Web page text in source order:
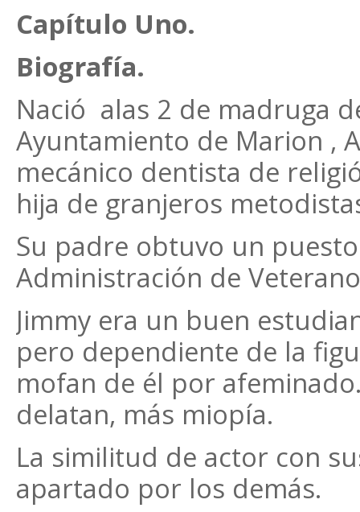
Capítulo Uno.
Biografía.
Nació alas 2 de madruga
Ayuntamiento de Marion ,
mecánico dentista de
hija de granjeros
Su padre obtuvo un
Administración de
Jimmy era un buen
pero dependiente de la
mofan de él por
delatan, más miopía.
La similitud de actor con
apartado por los demás.